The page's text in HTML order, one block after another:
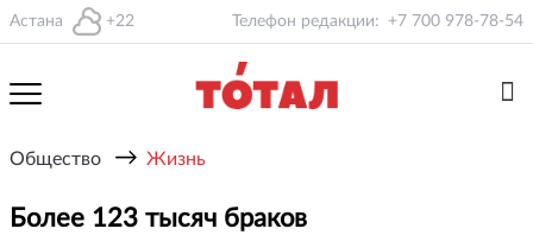
Астана +22 Телефон редакции: +7 700 978-78-54
Общество → Жизнь
Более 123 тысяч браков